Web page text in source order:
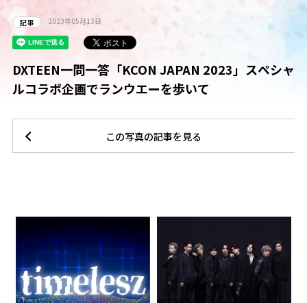
記事 2023年05月13日
DXTEEN一問一答「KCON JAPAN 2023」スペシャ
ルコラボ企画でランウエーを歩いて
この写真の記事を見る